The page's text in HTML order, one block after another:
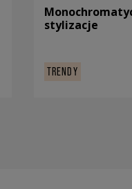
stylizacje
TRENDY